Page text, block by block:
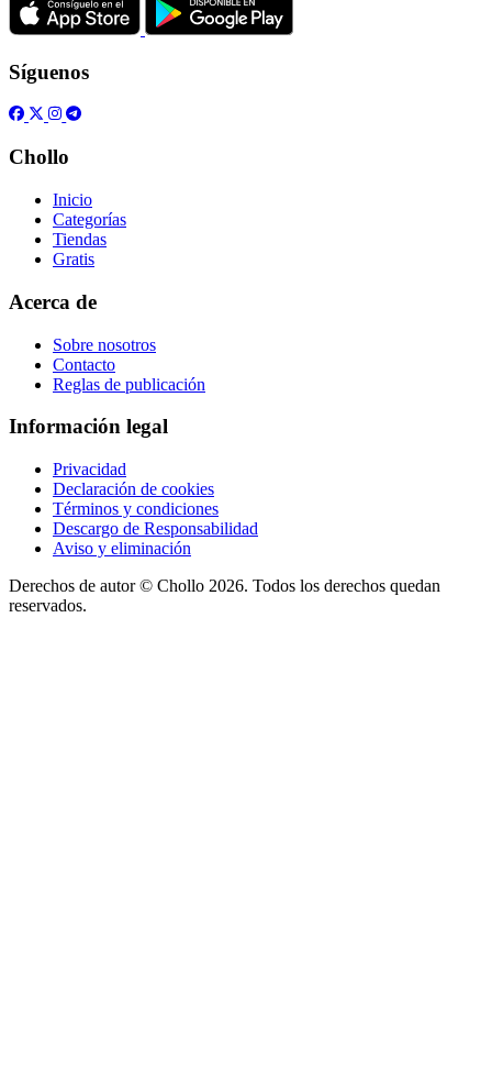
Síguenos
Chollo
Inicio
Categorías
Tiendas
Gratis
Acerca de
Sobre nosotros
Contacto
Reglas de publicación
Información legal
Privacidad
Declaración de cookies
Términos y condiciones
Descargo de Responsabilidad
Aviso y eliminación
Derechos de autor © Chollo 2026. Todos los derechos quedan
reservados.